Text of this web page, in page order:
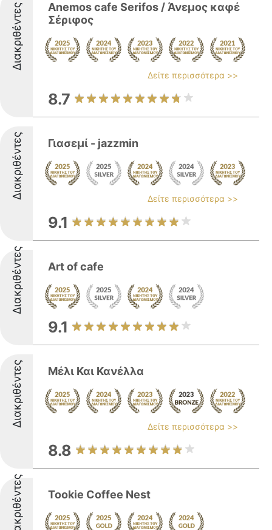
Διακριθέντες
Anemos cafe Serifos / Άνεμος καφέ
Σέριφος
Δείτε περισσότερα >>
8.7
Διακριθέντες Γιασεμί - jazzmin
Δείτε περισσότερα >>
9.1
Διακριθέντες Art of cafe
9.1
Διακριθέντες Μέλι Και Κανέλλα
Δείτε περισσότερα >>
8.8
Διακριθέντες Tookie Coffee Nest